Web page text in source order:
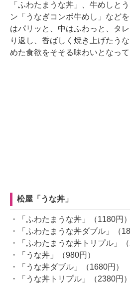
「ふわたまうな丼」、牛めしと
ン「うなぎコンボ牛めし」など
はパリッと、中はふわっと、タ
り返し、香ばしく焼き上げたう
めた食欲をそそる味わいとなって
松屋「うな丼」
・「ふわたまうな丼」（1180円）
・「ふわたまうな丼ダブル」（
・「ふわたまうな丼トリプル」（
・「うな丼」（980円）
・「うな丼ダブル」（1680円）
・「うな丼トリプル」（2380円）